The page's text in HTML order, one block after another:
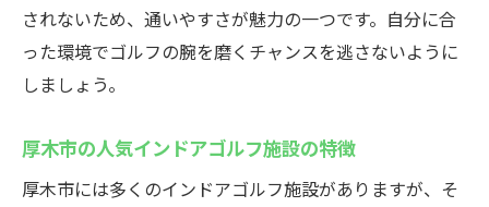
厚木市のインドアゴルフcaddyでの技術向上
事例
インドアゴルフcaddyの環境でリラックスし
厚木市のインドアゴルフcaddyならではのイ
ベント情報
されないため、通いやすさが魅力の一つです。自分に合
った環境でゴルフの腕を磨くチャンスを逃さないように
しましょう。
厚木市の人気インドアゴルフ施設の特徴
厚木市には多くのインドアゴルフ施設がありますが、そ